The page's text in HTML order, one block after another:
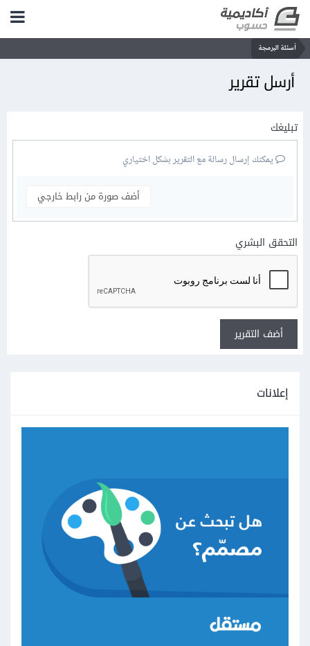
أسئلة البرمجة
أرسل تقرير
تبليغك
يمكنك إرسال رسالة مع التقرير بشكل اختياري
أضف صورة من رابط خارجي
التحقق البشري
أضف التقرير
إعلانات